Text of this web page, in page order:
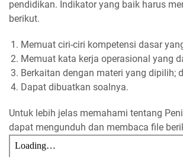
pendidikan. Indikator yang baik harus
berikut.
Memuat ciri-ciri kompetensi dasar
Memuat kata kerja operasional yang
Berkaitan dengan materi yang dipilih;
Dapat dibuatkan soalnya.
Untuk lebih jelas memahami tentang
dapat mengunduh dan membaca file